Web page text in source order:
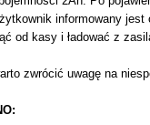
informowany
od kasy i ładować z
zwrócić uwagę na